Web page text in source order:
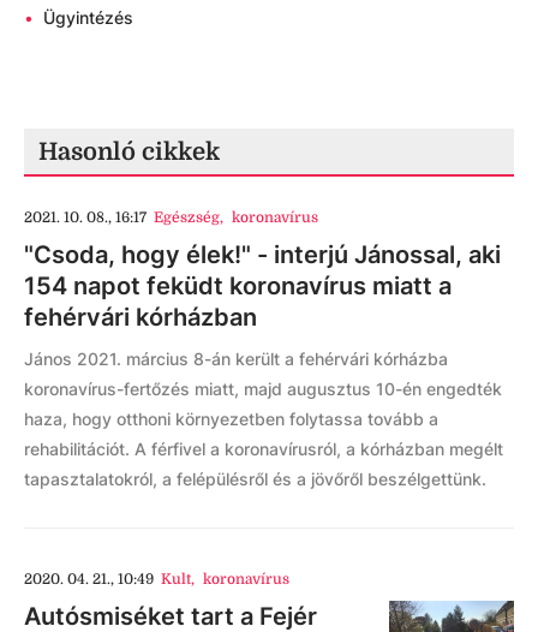
• Ügyintézés
Hasonló cikkek
2021. 10. 08., 16:17 Egészség, koronavírus
"Csoda, hogy élek!" - interjú Jánossal, aki
154 napot feküdt koronavírus miatt a
fehérvári kórházban
János 2021. március 8-án került a fehérvári kórházba
koronavírus-fertőzés miatt, majd augusztus 10-én engedték
haza, hogy otthoni környezetben folytassa tovább a
rehabilitációt. A férfivel a koronavírusról, a kórházban megélt
tapasztalatokról, a felépülésről és a jövőről beszélgettünk.
2020. 04. 21., 10:49 Kult, koronavírus
Autósmiséket tart a Fejér